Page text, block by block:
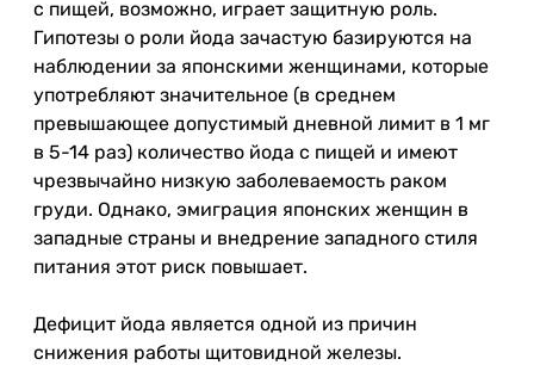
с пищей, возможно, играет защитную роль.
Гипотезы о роли йода зачастую базируются на
наблюдении за японскими женщинами, которые
употребляют значительное (в среднем
превышающее допустимый дневной лимит в 1 мг
в 5-14 раз) количество йода с пищей и имеют
чрезвычайно низкую заболеваемость раком
груди. Однако, эмиграция японских женщин в
западные страны и внедрение западного стиля
питания этот риск повышает.
Дефицит йода является одной из причин
снижения работы щитовидной железы.